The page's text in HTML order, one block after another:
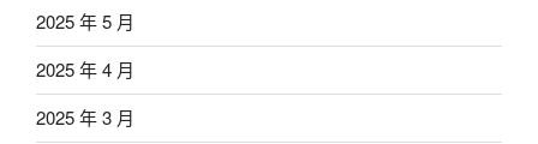
2025 年 5 月
2025 年 4 月
2025 年 3 月